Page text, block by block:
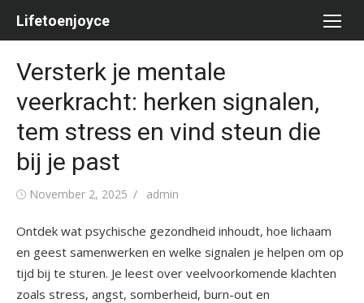
Lifetoenjoyce
Versterk je mentale
veerkracht: herken signalen,
tem stress en vind steun die
bij je past
Posted
November 2, 2025 Author
admin
Ontdek wat psychische gezondheid inhoudt, hoe lichaam
en geest samenwerken en welke signalen je helpen om op
tijd bij te sturen. Je leest over veelvoorkomende klachten
zoals stress, angst, somberheid, burn-out en